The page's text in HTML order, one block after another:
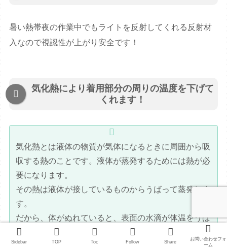
暑い熱帯夜の作業中でもライトを反射してくれる反射材
入なので視認性が上がり安全です！
気化熱により着用部分の周りの温度を下げて
くれます！
気化熱とは液体の物質が気体になるときに周囲から吸
収する熱のことです。液体が蒸発するためには熱が必
要になります。
その熱は液体が接しているものからうばって蒸発しま
す。
だから、体がぬれていると、表面の水滴が体温をうば
HPよ
Sidebar TOP Toc Follow Share
お問い合わせフォ
ーム